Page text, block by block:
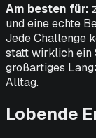
Am besten für:
und eine echte
Jede Challenge
statt wirklich ein
großartiges
Alltag.
Lobende